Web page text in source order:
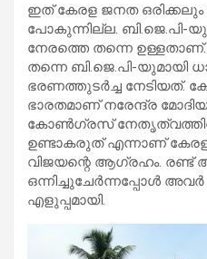
ഇത് കേരള ജനത ഒരിക്കലും
പോകുന്നില്ല. ബി.ജെ.പി-
നേരത്തെ തന്നെ ഉള്ളതാണ്.
തന്നെ ബി.ജെ.പി-യുമായി
ഭരണത്തുടർച്ച
ഭാരതമാണ് നരേന്ദ്ര
കോൺഗ്രസ്
ഉണ്ടാകരുത് എന്നാണ് കേരള
വിജയന്റെ ആഗ്രഹം.
ഒന്നിച്ചുചേർന്നപ്പോൾ
എളുപ്പമായി.